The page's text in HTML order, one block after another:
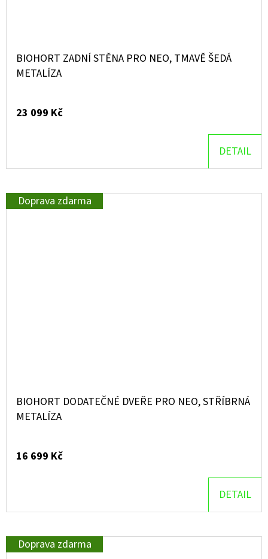
BIOHORT ZADNÍ STĚNA PRO NEO, TMAVĚ ŠEDÁ
METALÍZA
23 099 Kč
DETAIL
Doprava zdarma
BIOHORT DODATEČNÉ DVEŘE PRO NEO, STŘÍBRNÁ
METALÍZA
16 699 Kč
DETAIL
Doprava zdarma